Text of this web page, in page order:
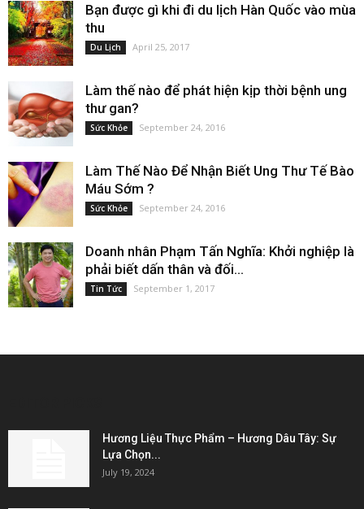
Bạn được gì khi đi du lịch Hàn Quốc vào mùa
thu
Du Lịch April 25, 2017
Làm thế nào để phát hiện kịp thời bệnh ung
thư gan?
Sức Khỏe September 24, 2016
Làm Thế Nào Để Nhận Biết Ung Thư Tế Bào
Máu Sớm ?
Sức Khỏe September 24, 2016
Doanh nhân Phạm Tấn Nghĩa: Khởi nghiệp là
phải biết dấn thân và đối...
Tin Tức September 1, 2017
Hương Liệu Thực Phẩm – Hương Dâu Tây: Sự
Lựa Chọn...
July 19, 2024